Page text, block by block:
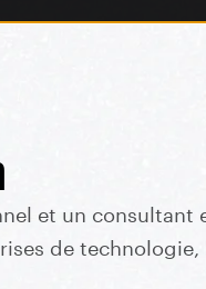
et un consultant
de technologie,